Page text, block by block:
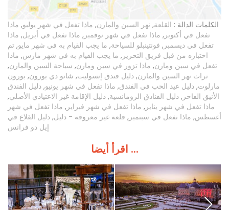
الكلمات الدالة : القلعة, نهر السين والمارن, ماذا تفعل في شهر يوليو, ماذا
تفعل في أكتوبر , ماذا تفعل في شهر نوفمبر , ماذا تفعل في أبريل, ماذا
تفعل في ديسمبر , فونتينبلو للسياحة, ما يجب القيام به في شهر مايو, تم
اختباره من قبل فريق التحرير , ما يجب القيام به في شهر مارس, ماذا
تفعل في سين ومارن, ماذا تزور في سين ومارن, سياحة السين والمارن,
تراث نهر السين والمارن, دليل فندق إنسوليت, شاتو دي بورون, بورون
مارلوت, دليل عيد الحب في الفندق, ماذا تفعل في شهر يونيو, دليل الفندق
الأنيق الفاخر , دليل الفنادق الرومانسية, دليل الإقامة غير الاعتيادي الأصلي,
ماذا تفعل في شهر يناير , ماذا تفعل في شهر فبراير , ماذا تفعل في شهر
أغسطس, ماذا تفعل في سبتمبر , قلعة غير معروفة - دليل, دليل القلاع في
إيل دو فرانس
اقرأ أيضا ...